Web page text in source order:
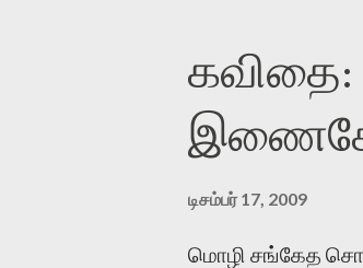
டிசம்பர் 17, 2009
மொழி சங்கேத